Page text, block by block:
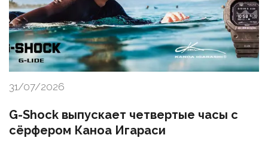
31/07/2026
G-Shock выпускает четвертые часы с
сёрфером Каноа Игараси